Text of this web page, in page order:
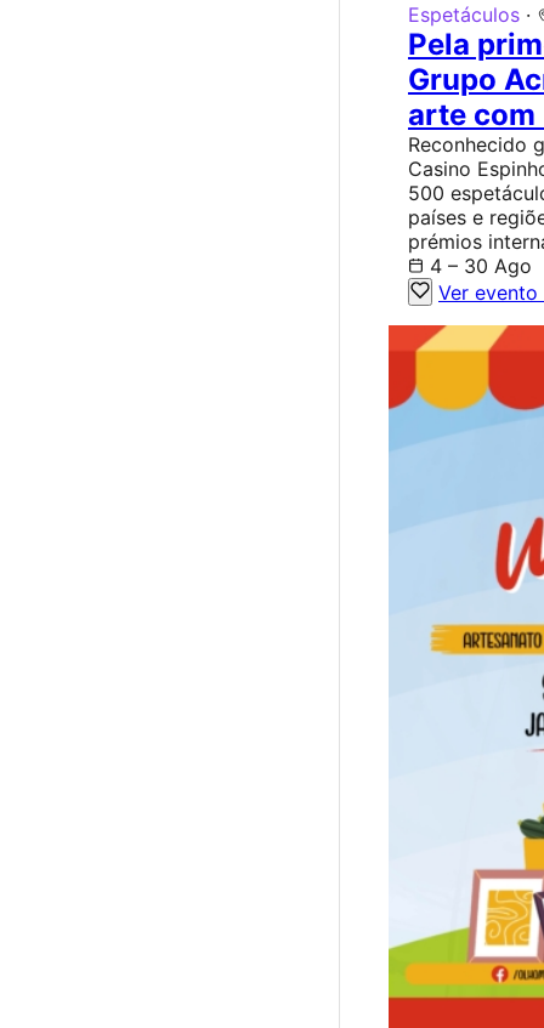
Espetáculos ·
Pela
Grupo
arte com
Reconhecido
Casino
500
países e
prémios
4 – 30 Ago
Ver